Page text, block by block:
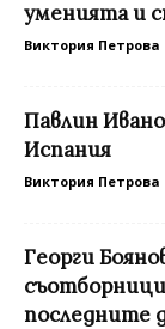
уменията и
Виктория Петрова
Павлин
Испания
Виктория Петрова
Георги
последните